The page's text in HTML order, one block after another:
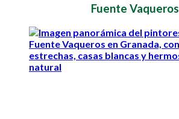
Fuente Vaqueros